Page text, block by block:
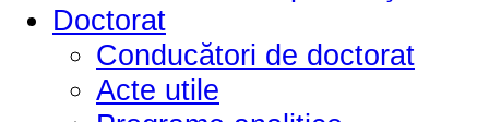
Doctorat
Conducători de doctorat
Acte utile